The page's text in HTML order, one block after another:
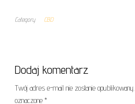
Category CBD
Dodaj komentarz
Twój adres e-mail nie zostanie opublikowany.
oznaczone *